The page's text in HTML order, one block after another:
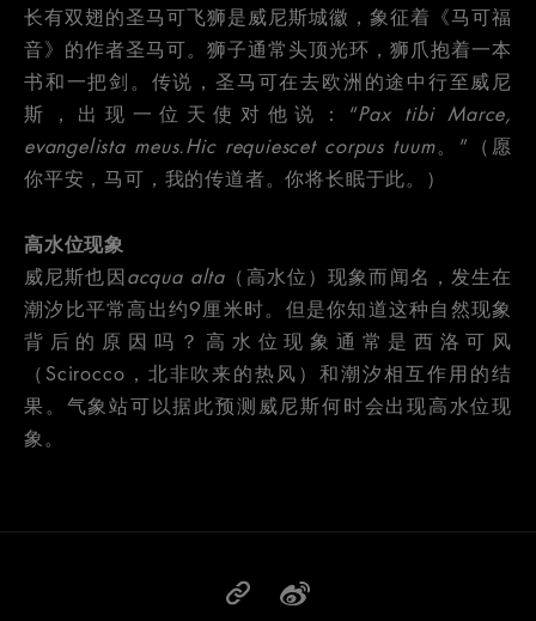
长有双翅的圣马可飞狮是威尼斯城徽，象征着《马可福
音》的作者圣马可。狮子通常头顶光环，狮爪抱着一本
书和一把剑。传说，圣马可在去欧洲的途中行至威尼
斯，出现一位天使对他说：“Pax tibi Marce,
evangelista meus.Hic requiescet corpus tuum。”（愿
你平安，马可，我的传道者。你将长眠于此。）
高水位现象
威尼斯也因acqua alta （高水位）现象而闻名，发生在
潮汐比平常高出约9厘米时。但是你知道这种自然现象
背后的原因吗？高水位现象通常是西洛可风
（Scirocco，北非吹来的热风）和潮汐相互作用的结
果。气象站可以据此预测威尼斯何时会出现高水位现
象。